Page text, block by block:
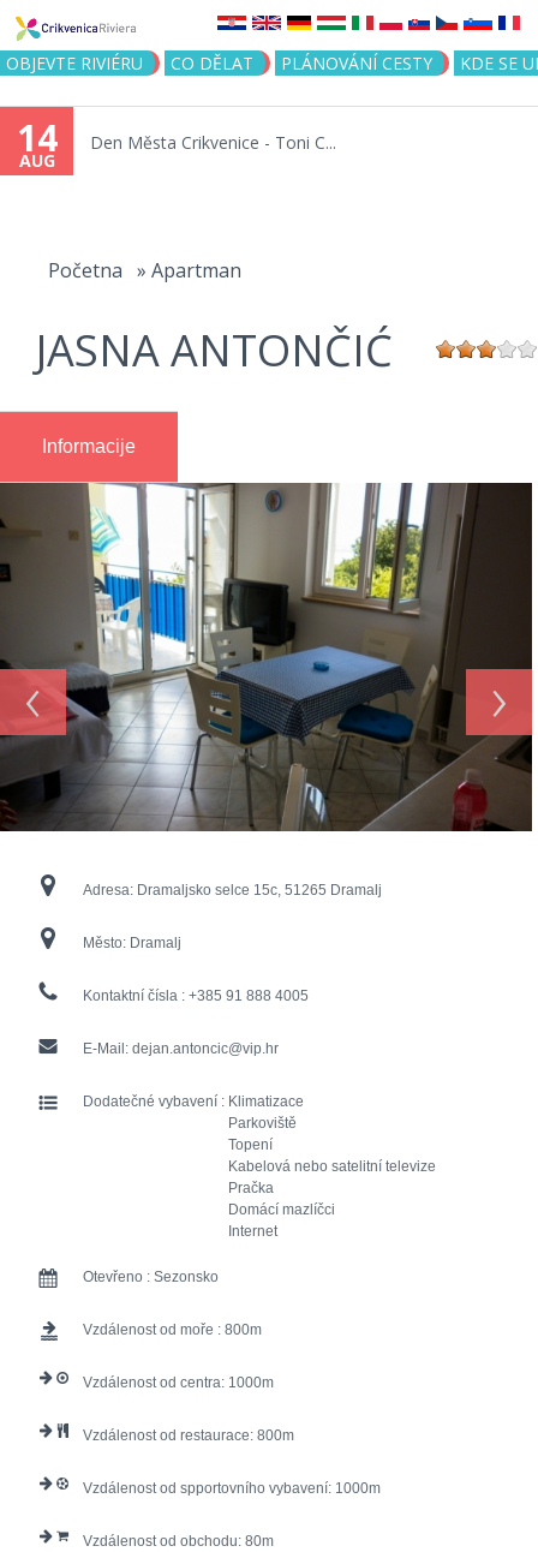
Jump to navigation
OBJEVTE RIVIÉRU CO DĚLAT PLÁNOVÁNÍ CESTY KDE SE
14
AUG
Den Města Crikvenice - Toni C...
Početna » Apartman
JASNA ANTONČIĆ
Informacije
‹ ›
Adresa: Dramaljsko selce 15c, 51265 Dramalj
Město: Dramalj
Kontaktní čísla : +385 91 888 4005
E-Mail: dejan.antoncic@vip.hr
Dodatečné vybavení : Klimatizace
Parkoviště
Topení
Kabelová nebo satelitní televize
Pračka
Domácí mazlíčci
Internet
Otevřeno : Sezonsko
Vzdálenost od moře : 800
Vzdálenost od centra: 1000
Vzdálenost od restaurace: 800
Vzdálenost od spportovního vybavení: 1000
Vzdálenost od obchodu: 80